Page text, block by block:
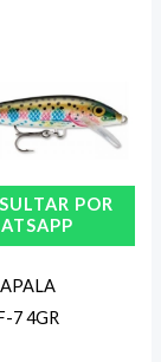
POR
7 4GR
de
precios:
desde
hasta
$8.900